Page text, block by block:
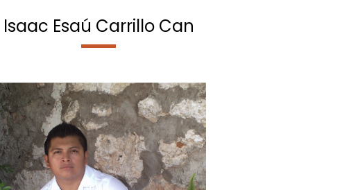
Isaac Esaú Carrillo Can